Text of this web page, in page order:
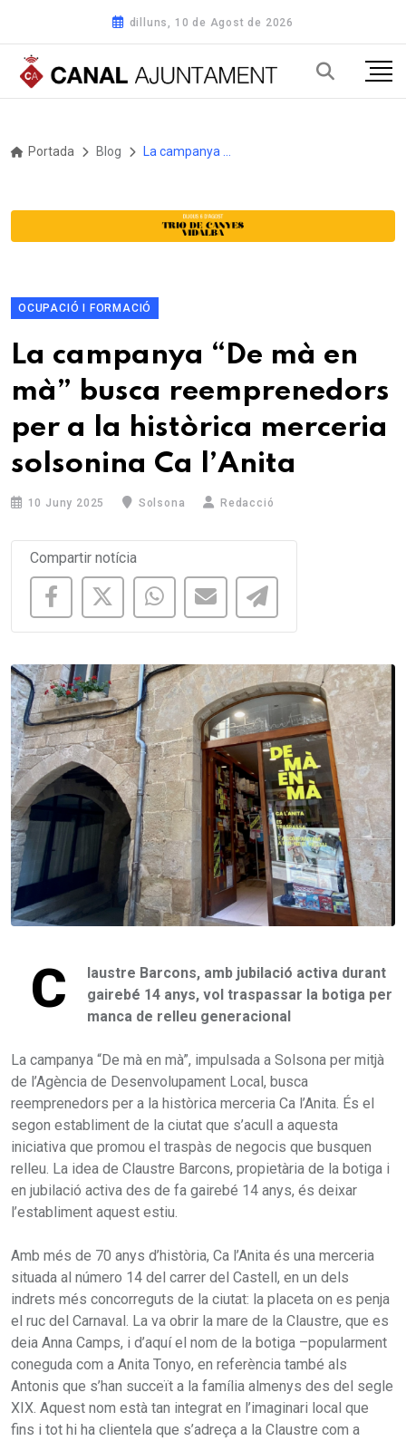
dilluns, 10 de Agost de 2026
Portada Blog
OCUPACIÓ I FORMACIÓ
La campanya “De mà en
mà” busca reemprenedors
per a la històrica merceria
solsonina Ca l’Anita
10 Juny 2025 Solsona Redacció
Compartir notícia
C
laustre Barcons, amb jubilació activa durant
gairebé 14 anys, vol traspassar la botiga per
manca de relleu generacional
La campanya “De mà en mà”, impulsada a Solsona per mitjà
de l’Agència de Desenvolupament Local, busca
reemprenedors per a la històrica merceria Ca l’Anita. És el
segon establiment de la ciutat que s’acull a aquesta
iniciativa que promou el traspàs de negocis que busquen
relleu. La idea de Claustre Barcons, propietària de la botiga i
en jubilació activa des de fa gairebé 14 anys, és deixar
l’establiment aquest estiu.
Amb més de 70 anys d’història, Ca l’Anita és una merceria
situada al número 14 del carrer del Castell, en un dels
indrets més concorreguts de la ciutat: la placeta on es penja
el ruc del Carnaval. La va obrir la mare de la Claustre, que es
deia Anna Camps, i d’aquí el nom de la botiga –popularment
coneguda com a Anita Tonyo, en referència també als
Antonis que s’han succeït a la família almenys des del segle
XIX. Aquest nom està tan integrat en l’imaginari local que
fins i tot hi ha clientela que s’adreça a la Claustre com a